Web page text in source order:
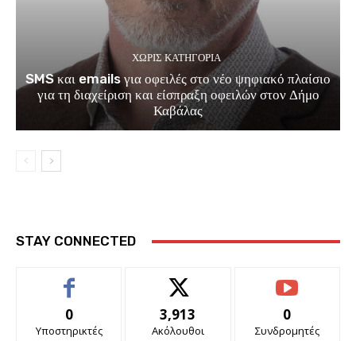
ΧΩΡΊΣ ΚΑΤΗΓΟΡΊΑ
SMS και emails για οφειλές στο νέο ψηφιακό πλαίσιο
για τη διαχείριση και είσπραξη οφειλών στον Δήμο
Καβάλας
STAY CONNECTED
0
Υποστηρικτές
3,913
Ακόλουθοι
0
Συνδρομητές